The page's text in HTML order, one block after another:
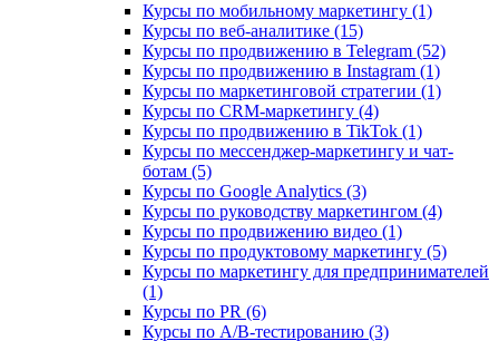
Курсы по мобильному маркетингу (1)
Курсы по веб-аналитике (15)
Курсы по продвижению в Telegram (52)
Курсы по продвижению в Instagram (1)
Курсы по маркетинговой стратегии (1)
Курсы по CRM-маркетингу (4)
Курсы по продвижению в TikTok (1)
Курсы по мессенджер-маркетингу и чат-
ботам (5)
Курсы по Google Analytics (3)
Курсы по руководству маркетингом (4)
Курсы по продвижению видео (1)
Курсы по продуктовому маркетингу (5)
Курсы по маркетингу для предпринимателей
(1)
Курсы по PR (6)
Курсы по A/B-тестированию (3)